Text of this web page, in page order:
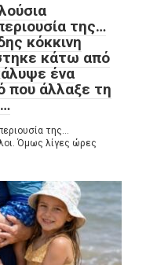
της…
κόκκινη
κάτω από
ένα
που άλλαξε τη
της…
Όμως λίγες ώρες